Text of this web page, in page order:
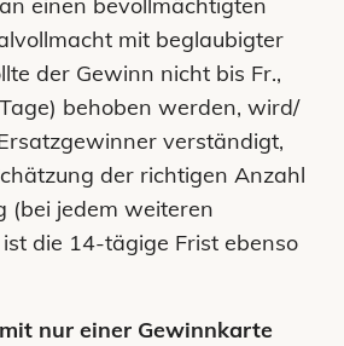
einen bevollmächtigten
mit beglaubigter
der Gewinn nicht bis Fr.,
behoben werden, wird/
verständigt,
der richtigen Anzahl
(bei jedem weiteren
die 14-tägige Frist ebenso
nur einer Gewinnkarte